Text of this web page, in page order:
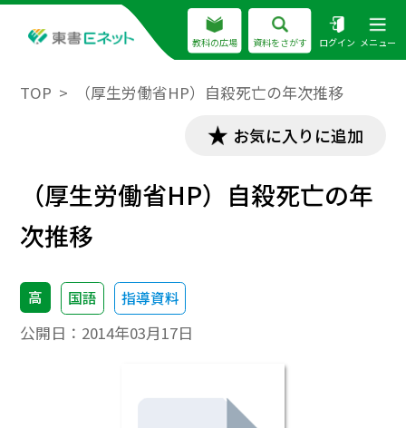
教科の広場 資料をさがす ログイン メニュー
TOP （厚生労働省HP）自殺死亡の年次推移
お気に入りに追加
（厚生労働省HP）自殺死亡の年
次推移
高 国語 指導資料
公開日： 2014年03月17日